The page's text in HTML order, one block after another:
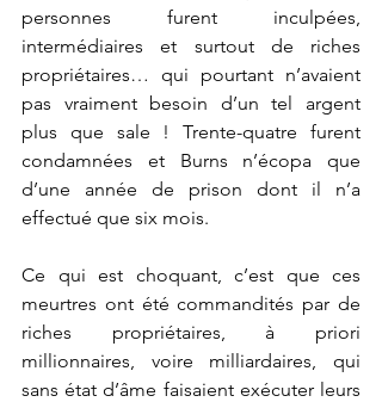
personnes furent inculpées,
intermédiaires et surtout de riches
propriétaires… qui pourtant n’avaient
pas vraiment besoin d’un tel argent
plus que sale ! Trente-quatre furent
condamnées et Burns n’écopa que
d’une année de prison dont il n’a
effectué que six mois.
Ce qui est choquant, c’est que ces
meurtres ont été commandités par de
riches propriétaires, à priori
millionnaires, voire milliardaires, qui
sans état d’âme faisaient exécuter leurs